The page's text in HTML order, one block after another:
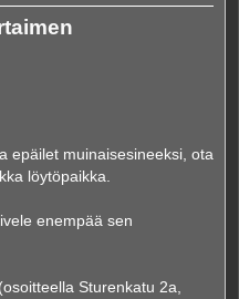
epäilet muinaisesineeksi, ota
löytöpaikka.
enempää sen
Sturenkatu 2a,